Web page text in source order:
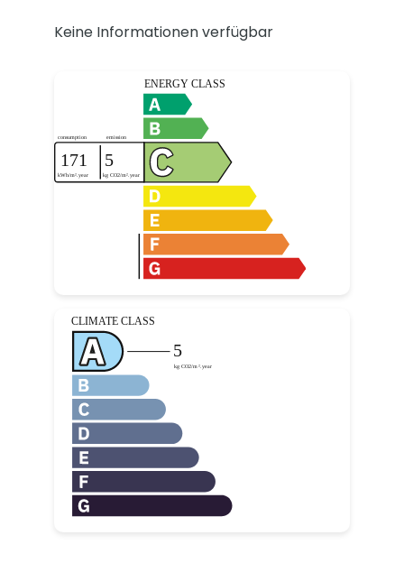
Keine Informationen verfügbar